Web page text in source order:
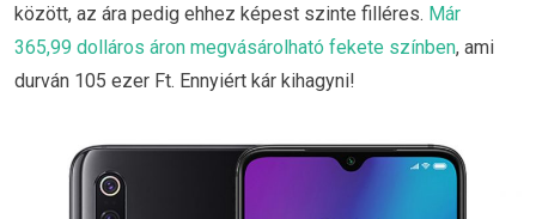
között, az ára pedig ehhez képest szinte filléres. Már
365,99 dolláros áron megvásárolható fekete színben, ami
durván 105 ezer Ft. Ennyiért kár kihagyni!